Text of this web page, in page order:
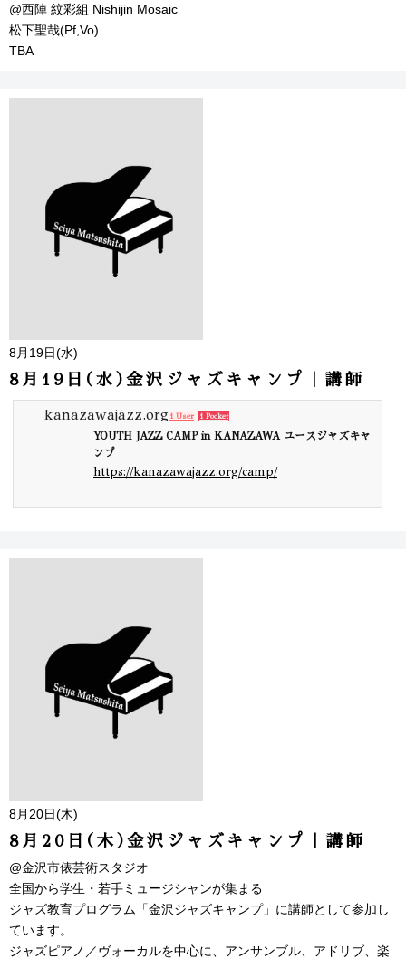
@西陣 紋彩組 Nishijin Mosaic
松下聖哉(Pf,Vo)
TBA
8月19日(水)
8月19日(水)金沢ジャズキャンプ｜講師
kanazawajazz.org 1 User 1 Pocket
YOUTH JAZZ CAMP in KANAZAWA ユースジャズキャ
ンプ
https://kanazawajazz.org/camp/
8月20日(木)
8月20日(木)金沢ジャズキャンプ｜講師
@金沢市俵芸術スタジオ
全国から学生・若手ミュージシャンが集まる
ジャズ教育プログラム「金沢ジャズキャンプ」に講師として参加し
ています。
ジャズピアノ／ヴォーカルを中心に、アンサンブル、アドリブ、楽